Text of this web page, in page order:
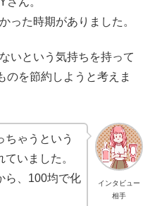
った時期がありました。
いという気持ちを持って
のを節約しようと考えま
インタビュー
相手
ちゃうという
いました。
ら、100均で化